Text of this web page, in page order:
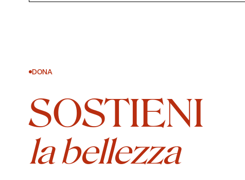
DONA
SOSTIENI
la bellezza